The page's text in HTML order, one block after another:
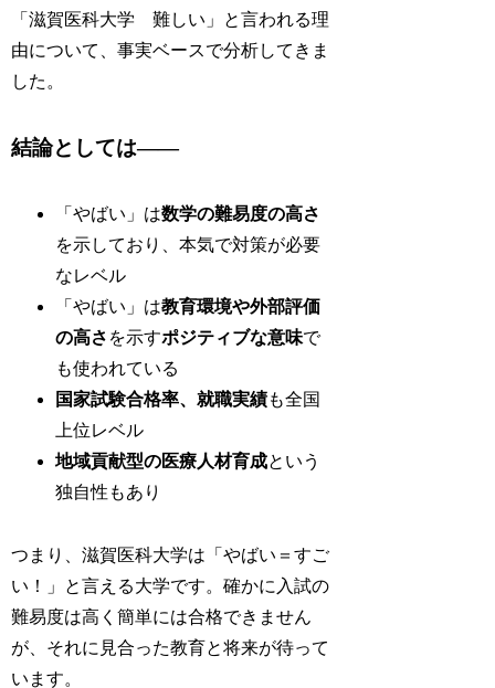
「滋賀医科大学 難しい」と言われる理
由について、事実ベースで分析してきま
した。
結論としては——
「やばい」は数学の難易度の高さ
を示しており、本気で対策が必要
なレベル
「やばい」は教育環境や外部評価
の高さ を示すポジティブな意味で
も使われている
国家試験合格率、就職実績も全国
上位レベル
地域貢献型の医療人材育成という
独自性もあり
つまり、滋賀医科大学は「やばい＝すご
い！」と言える大学です。確かに入試の
難易度は高く簡単には合格できません
が、それに見合った教育と将来が待って
います。